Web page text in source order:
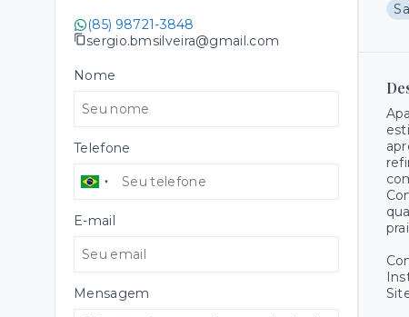
(85) 98721-3848
sergio.bmsilveira@gmail.com
Nome
Telefone
E-mail
Mensagem